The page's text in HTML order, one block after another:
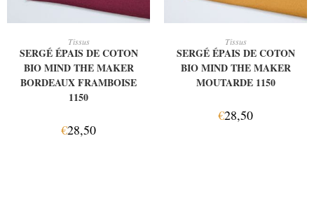
Tissus
SERGÉ ÉPAIS DE COTON
BIO MIND THE MAKER
BORDEAUX FRAMBOISE
1150
€28,50
Tissus
SERGÉ ÉPAIS DE COTON
BIO MIND THE MAKER
MOUTARDE 1150
€28,50